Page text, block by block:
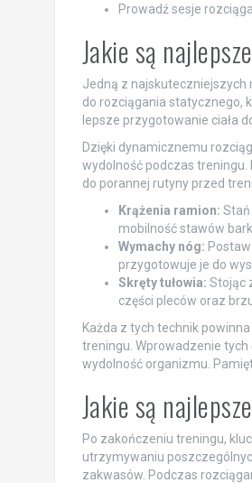
Prowadź sesje
Jakie są
Jedną z
do rozciągania statycznego,
lepsze przygotowanie ciała
Dzięki dynamicznemu
wydolność podczas
do porannej rutyny przed
Krążenia ramion: Stań
mobilność stawów
Wymachy nóg:
przygotowuje je do
Skręty tułowia: Stojąc
części pleców oraz
Każda z tych technik
treningu. Wprowadzenie
wydolność organizmu.
Jakie są
Po zakończeniu treningu,
utrzymywaniu
zakwasów. Podczas